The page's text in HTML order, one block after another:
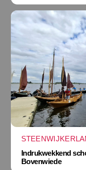
Indrukwekkend
Bovenwiede